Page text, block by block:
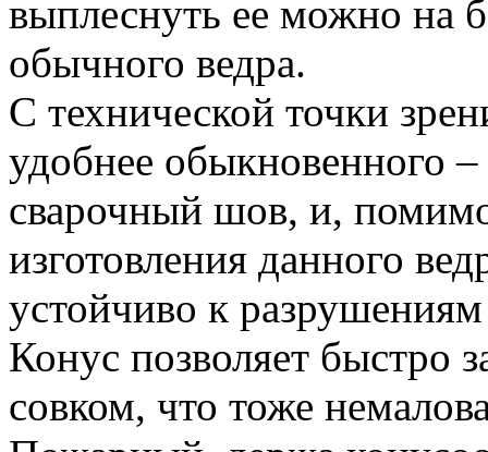
выплеснуть ее можно на
обычного ведра.
С технической точки
удобнее обыкновенного
сварочный шов, и,
изготовления данного
устойчиво к
Конус позволяет быстро
совком, что тоже